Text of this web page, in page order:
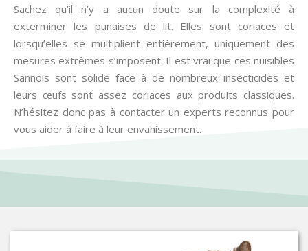
Sachez qu’il n’y a aucun doute sur la complexité à
exterminer les punaises de lit. Elles sont coriaces et
lorsqu’elles se multiplient entièrement, uniquement des
mesures extrêmes s’imposent. Il est vrai que ces nuisibles
Sannois sont solide face à de nombreux insecticides et
leurs œufs sont assez coriaces aux produits classiques.
N’hésitez donc pas à contacter un experts reconnus pour
vous aider à faire à leur envahissement.